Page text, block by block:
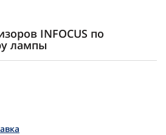
INFOCUS по
лампы